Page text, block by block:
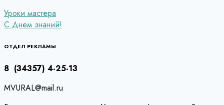
Навигация
по
записям
Уроки мастера
С Днем знаний!
ОТДЕЛ РЕКЛАМЫ
8 (34357) 4-25-13
MVURAL@mail.ru